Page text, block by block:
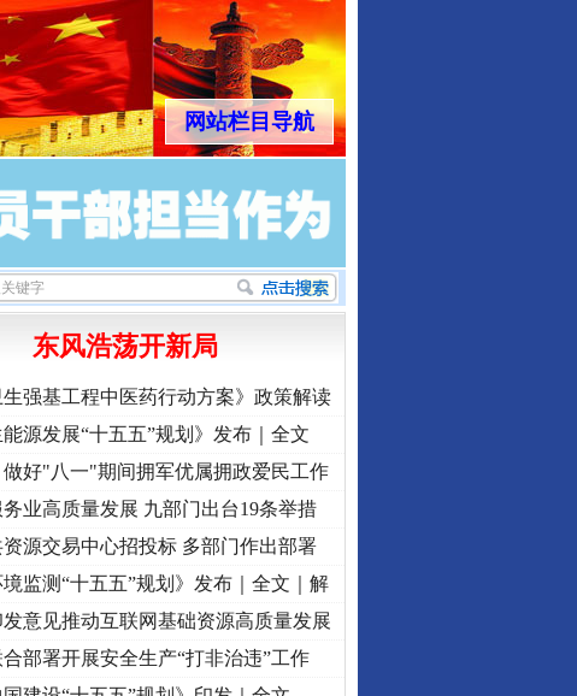
网站栏目导航
东风浩荡开新局
生强基工程中医药行动方案》政策解读
能源发展“十五五”规划》发布｜全文
做好"八一"期间拥军优属拥政爱民工作
业高质量发展 九部门出台19条举措
源交易中心招投标 多部门作出部署
境监测“十五五”规划》发布｜全文｜解
发意见推动互联网基础资源高质量发展
部署开展安全生产“打非治违”工作